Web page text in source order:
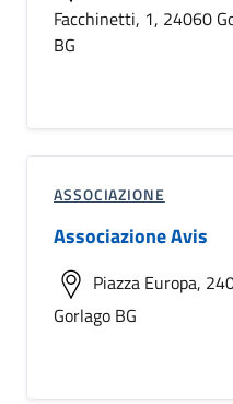
Facchinetti, 1, 24060
BG
ASSOCIAZIONE
Associazione Avis
Piazza Europa,
Gorlago BG